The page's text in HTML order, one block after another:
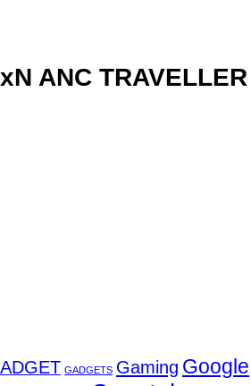
ANC
GADGETS Gaming Google